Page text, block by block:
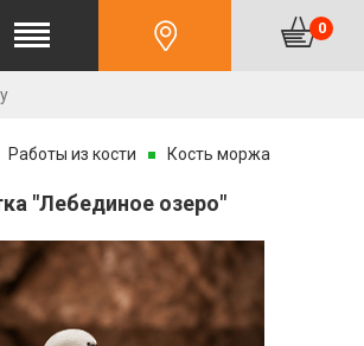
0
Работы из кости Кость моржа
"Лебединое озеро"